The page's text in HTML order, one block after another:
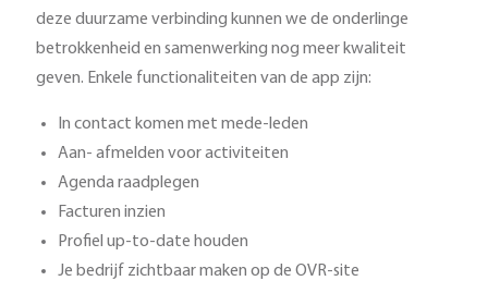
deze duurzame verbinding kunnen we de onderlinge
betrokkenheid en samenwerking nog meer kwaliteit
geven. Enkele functionaliteiten van de app zijn:
In contact komen met mede-leden
Aan- afmelden voor activiteiten
Agenda raadplegen
Facturen inzien
Profiel up-to-date houden
Je bedrijf zichtbaar maken op de OVR-site